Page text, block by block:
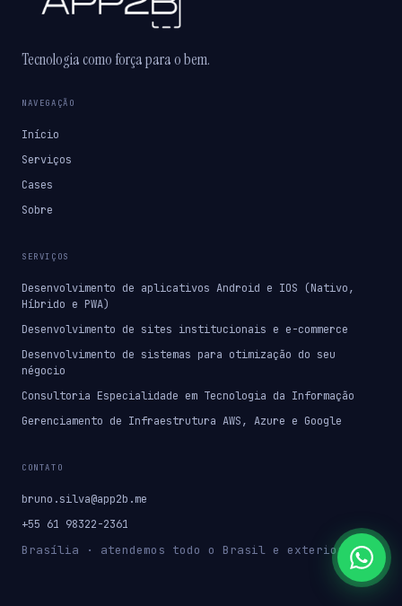
Tecnologia como força para o bem.
NAVEGAÇÃO
Início
Serviços
Cases
Sobre
SERVIÇOS
Desenvolvimento de aplicativos Android e IOS (Nativo,
Híbrido e PWA)
Desenvolvimento de sites institucionais e e-commerce
Desenvolvimento de sistemas para otimização do seu
négocio
Consultoria Especialidade em Tecnologia da Informação
Gerenciamento de Infraestrutura AWS, Azure e Google
CONTATO
bruno.silva@app2b.me
+55 61 98322-2361
Brasília · atendemos todo o Brasil e exterior